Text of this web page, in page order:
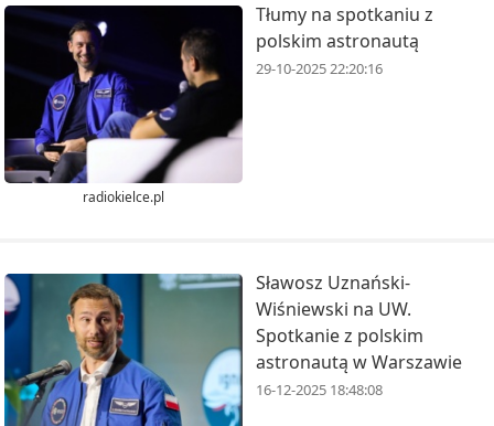
radiokielce.pl
Tłumy na spotkaniu z
polskim astronautą
29-10-2025 22:20:16
Sławosz Uznański-
Wiśniewski na UW.
Spotkanie z polskim
astronautą w Warszawie
16-12-2025 18:48:08